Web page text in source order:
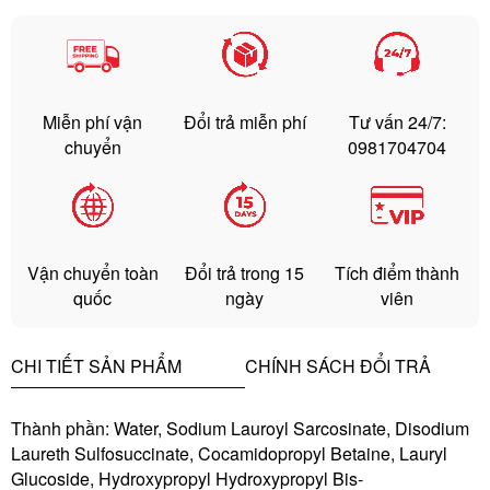
CHI TIẾT SẢN PHẨM CHÍNH SÁCH ĐỔI TRẢ
Thành phần: Water, Sodium Lauroyl Sarcosinate, Disodium
Laureth Sulfosuccinate, Cocamidopropyl Betaine, Lauryl
Glucoside, Hydroxypropyl Hydroxypropyl Bis-
Miễn phí vận
chuyển
Đổi trả miễn phí
Tư vấn 24/7:
0981704704
Vận chuyển toàn
quốc
Đổi trả trong 15
ngày
Tích điểm thành
viên